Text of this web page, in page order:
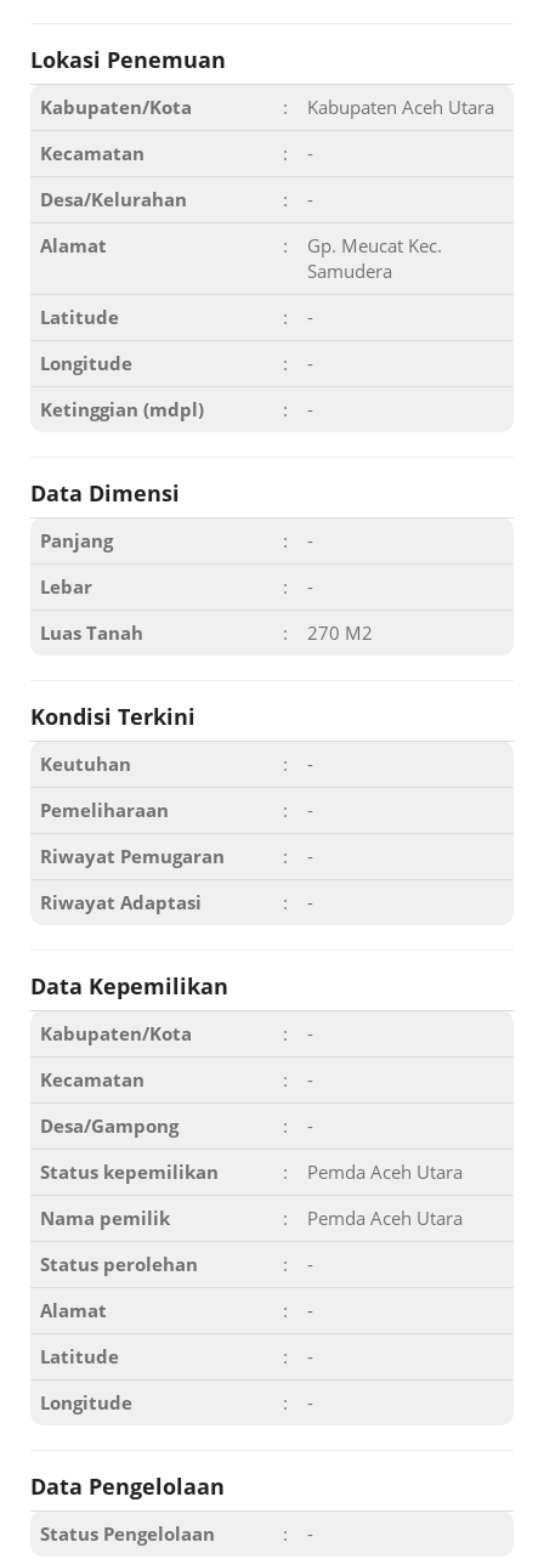
Lokasi Penemuan
Kabupaten/Kota :
Kabupaten Aceh Utara
Kecamatan
:
-
Desa/Kelurahan
:
-
Alamat
:
Gp. Meucat Kec.
Samudera
Latitude
:
-
Longitude
:
-
Ketinggian (mdpl)
: -
Data Dimensi
Panjang :
-
Lebar
:
-
Luas Tanah
: 270 M2
Kondisi Terkini
Keutuhan :
-
Pemeliharaan
:
-
Riwayat Pemugaran
:
-
Riwayat Adaptasi
: -
Data Kepemilikan
Kabupaten/Kota :
-
Kecamatan
:
-
Desa/Gampong
:
-
Status kepemilikan
:
Pemda Aceh Utara
Nama pemilik
:
Pemda Aceh Utara
Status perolehan
:
-
Alamat
:
-
Latitude
:
-
Longitude
: -
Data Pengelolaan
Status Pengelolaan : -